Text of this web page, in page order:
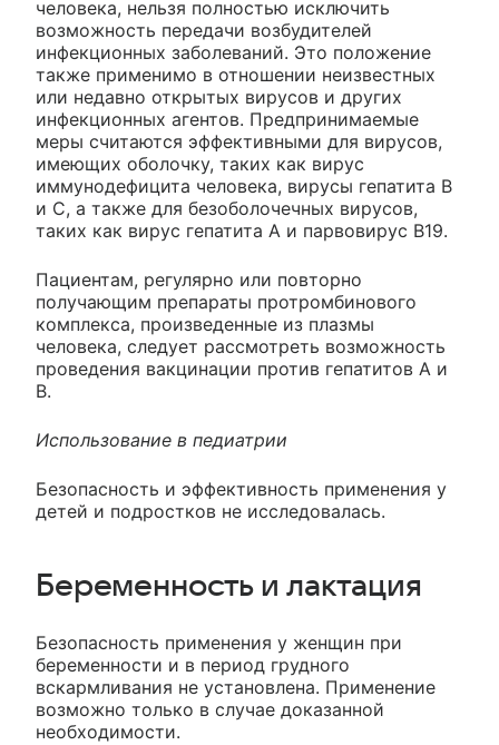
человека, нельзя полностью исключить
возможность передачи возбудителей
инфекционных заболеваний. Это положение
также применимо в отношении неизвестных
или недавно открытых вирусов и других
инфекционных агентов. Предпринимаемые
меры считаются эффективными для вирусов,
имеющих оболочку, таких как вирус
иммунодефицита человека, вирусы гепатита В
и С, а также для безоболочечных вирусов,
таких как вирус гепатита А и парвовирус В19.
Пациентам, регулярно или повторно
получающим препараты протромбинового
комплекса, произведенные из плазмы
человека, следует рассмотреть возможность
проведения вакцинации против гепатитов А и
В.
Использование в педиатрии
Безопасность и эффективность применения у
детей и подростков не исследовалась.
Беременность и лактация
Безопасность применения у женщин при
беременности и в период грудного
вскармливания не установлена. Применение
возможно только в случае доказанной
необходимости.